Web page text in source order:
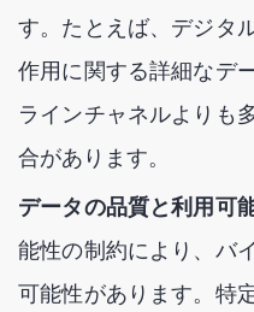
す。たとえば、デジタ
作用に関する詳細なデ
ラインチャネルよりも
合があります。
データの品質と利用可
能性の制約により、バ
可能性があります。特